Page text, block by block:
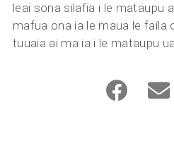
leai sona silafia i le mataupu
mafua ona ia le maua le faila
tuuaia ai ma ia i le mataupu